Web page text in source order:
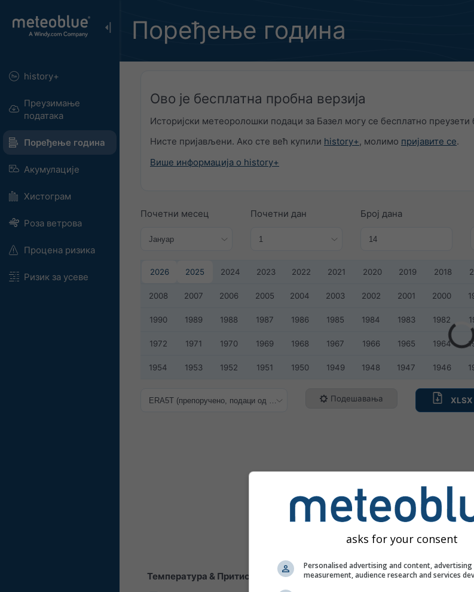
history+
Преузимање
података
Поређење година
Акумулације
Хистограм
Роза ветрова
Процена ризика
Ризик за усеве
Поређење година
Ово је бесплатна пробна верзија
Историјски метеоролошки подаци за Базел могу се бесплатно преузети
Нисте пријављени. Ако сте већ купили history+, молимо пријавите се.
Више информација о history+
Почетни месец Почетни дан Број дана
2026 2025 2024 2023 2022 2021 2020 2019 2018
2008 2007 2006 2005 2004 2003 2002 2001 2000
1990 1989 1988 1987 1986 1985 1984 1983 1982
1972 1971 1970 1969 1968 1967 1966 1965 1964
1954 1953 1952 1951 1950 1949 1948 1947 1946
Подешавања
Температура & Притисак
Падавине
asks for your consent
Personalised advertising and content,
measurement, audience research and services